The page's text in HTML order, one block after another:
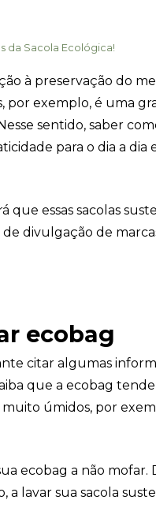
da Sacola Ecológica!
à preservação do
por exemplo, é uma
sentido, saber
para o dia a dia
que essas sacolas
divulgação de
ecobag
citar algumas
que a ecobag
úmidos, por
ecobag a não mofar.
a lavar sua sacola